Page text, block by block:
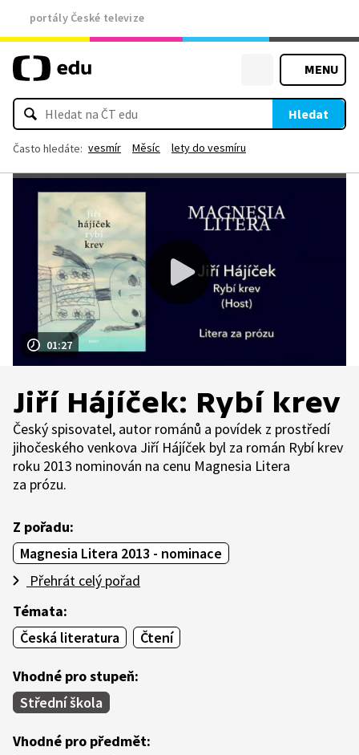
portály České televize
MENU
Hledat
Často hledáte: vesmír Měsíc lety do vesmíru
01:27
Jiří Hájíček: Rybí krev
Český spisovatel, autor románů a povídek z prostředí
jihočeského venkova Jiří Hájíček byl za román Rybí krev
roku 2013 nominován na cenu Magnesia Litera
za prózu.
Z pořadu:
Magnesia Litera 2013 - nominace
Přehrát celý pořad
Témata:
Česká literatura
Čtení
Vhodné pro stupeň:
Střední škola
Vhodné pro předmět: